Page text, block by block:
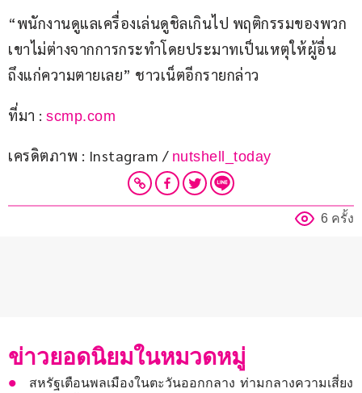
“พนักงานดูแลเครื่องเล่นดูชิลเกินไป พฤติกรรมของพวก
เขาไม่ต่างจากการกระทำโดยประมาทเป็นเหตุให้ผู้อื่น
ถึงแก่ความตายเลย” ชาวเน็ตอีกรายกล่าว
ที่มา : scmp.com
เครดิตภาพ : Instagram / nutshell_today
6 ครั้ง
ข่าวยอดนิยมในหมวดหมู่
สหรัฐเตือนพลเมืองในตะวันออกกลาง ท่ามกลางความเสี่ยง